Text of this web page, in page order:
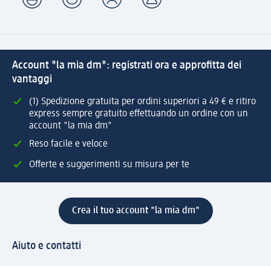
Account "la mia dm": registrati ora e approfitta dei
vantaggi
(1) Spedizione gratuita per ordini superiori a 49 € e ritiro
express sempre gratuito effettuando un ordine con un
account "la mia dm"
Reso facile e veloce
Offerte e suggerimenti su misura per te
Crea il tuo account "la mia dm"
Aiuto e contatti